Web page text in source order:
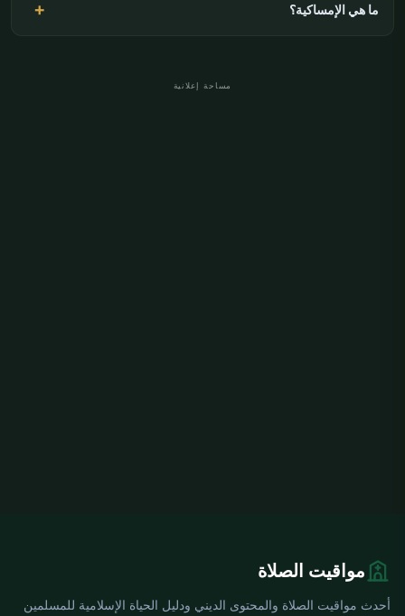
ما هي الإمساكية؟
مساحة إعلانية
مواقيت الصلاة
أحدث مواقيت الصلاة والمحتوى الديني ودليل الحياة الإسلامية للمسلمين